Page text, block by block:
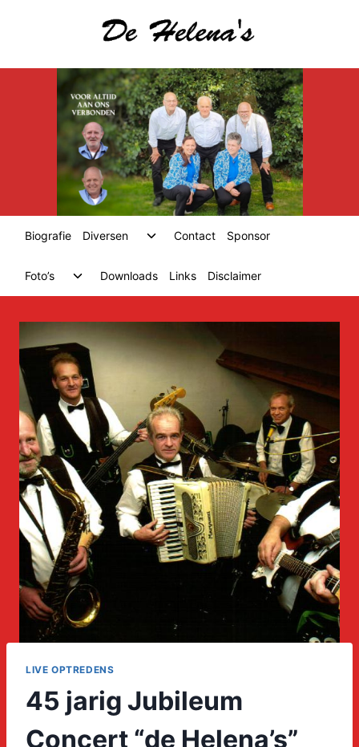
Biografie Diversen
ToggleContact Sponsor
Foto’s
ToggleDownloads Links Disclaimer
LIVE OPTREDENS
45 jarig Jubileum
Concert “de Helena’s”